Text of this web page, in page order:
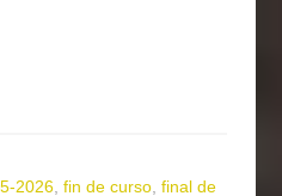
2026 ,fin de curso ,final de